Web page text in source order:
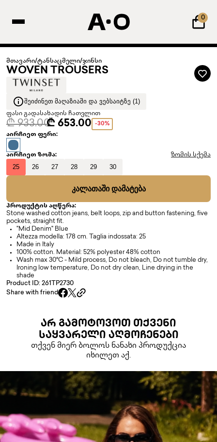
0
მთავარი/ტანსაცმელი/ჯინსი
WOVEN TROUSERS
ᲨᲔᲘᲫᲘᲜᲔᲗ ᲛᲐᲦᲐᲖᲘᲐᲨᲘ ᲓᲐ ᲕᲔᲑᲡᲐᲘᲢᲖᲔ (1)
ფასი გადასახადის ჩათვლით
₾ 933.00₾ 653.00 -30%
აირჩიეთ ფერი:
აირჩიეთ ზომა: ზომის სქემა
25 26 27 28 29 30
ᲙᲐᲚᲐᲗᲐᲨᲘ ᲓᲐᲛᲐᲢᲔᲑᲐ
პროდუქტის აღწერა:
Stone washed cotton jeans, belt loops, zip and button fastening, five
pockets, straight fit.
"Mid Denim" Blue
Altezza modella: 178 cm. Taglia indossata: 25
Made in Italy
100% cotton. Material: 52% polyester 48% cotton
Wash max 30°C - Mild process, Do not bleach, Do not tumble dry,
Ironing low temperature, Do not dry clean, Line drying in the
shade
Product ID: 261TP2730
Share with friend
ᲐᲠ ᲒᲐᲛᲝᲢᲝᲕᲝᲗ ᲗᲥᲕᲔᲜᲘ
ᲡᲐᲧᲕᲐᲠᲔᲚᲘ ᲐᲦᲛᲝᲩᲔᲜᲔᲑᲘ
თქვენ მიერ ბოლოს ნანახი პროდუქცია
იხილეთ აქ.